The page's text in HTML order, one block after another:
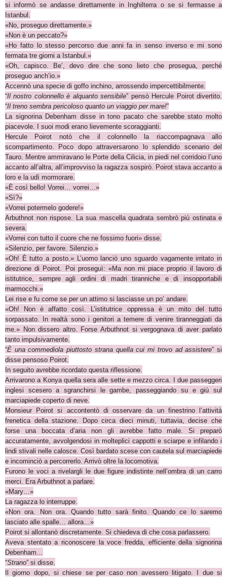
si informò se andasse direttamente in Inghilterra o se si fermasse a
Istanbul.
«No, proseguo direttamente.»
«Non è un peccato?»
«Ho fatto lo stesso percorso due anni fa in senso inverso e mi sono
fermata tre giorni a Istanbul.»
«Oh, capisco. Be’, devo dire che sono lieto che prosegua, perché
proseguo anch’io.»
Accennò una specie di goffo inchino, arrossendo impercettibilmente.
“Il nostro colonnello è alquanto sensibile” pensò Hercule Poirot divertito.
“Il treno sembra pericoloso quanto un viaggio per mare!”
La signorina Debenham disse in tono pacato che sarebbe stato molto
piacevole. I suoi modi erano lievemente scoraggianti.
Hercule Poirot notò che il colonnello la riaccompagnava allo
scompartimento. Poco dopo attraversarono lo splendido scenario del
Tauro. Mentre ammiravano le Porte della Cilicia, in piedi nel corridoio l’uno
accanto all’altra, all’improvviso la ragazza sospirò. Poirot stava accanto a
loro e la udì mormorare.
«È così bello! Vorrei… vorrei…»
«Sì?»
«Vorrei potermelo godere!»
Arbuthnot non rispose. La sua mascella quadrata sembrò più ostinata e
severa.
«Vorrei con tutto il cuore che ne fossimo fuori» disse.
«Silenzio, per favore. Silenzio.»
«Oh! È tutto a posto.» L’uomo lanciò uno sguardo vagamente irritato in
direzione di Poirot. Poi proseguì: «Ma non mi piace proprio il lavoro di
istitutrice, sempre agli ordini di madri tiranniche e di insopportabili
marmocchi.»
Lei rise e fu come se per un attimo si lasciasse un po’ andare.
«Oh! Non è affatto così. L’istitutrice oppressa è un mito del tutto
sorpassato. In realtà sono i genitori a temere di venire tiranneggiati da
me.» Non dissero altro. Forse Arbuthnot si vergognava di aver parlato
tanto impulsivamente.
“È una commediola piuttosto strana quella cui mi trovo ad assistere” si
disse pensoso Poirot.
In seguito avrebbe ricordato questa riflessione.
Arrivarono a Konya quella sera alle sette e mezzo circa. I due passeggeri
inglesi scesero a sgranchirsi le gambe, passeggiando su e giù sul
marciapiede coperto di neve.
Monsieur Poirot si accontentò di osservare da un finestrino l’attività
frenetica della stazione. Dopo circa dieci minuti, tuttavia, decise che
forse una boccata d’aria non gli avrebbe fatto male. Si preparò
accuratamente, avvolgendosi in molteplici cappotti e sciarpe e infilando i
lindi stivali nelle calosce. Così bardato scese con cautela sul marciapiede
e incominciò a percorrerlo. Arrivò oltre la locomotiva.
Furono le voci a rivelargli le due figure indistinte nell’ombra di un carro
merci. Era Arbuthnot a parlare.
«Mary…»
La ragazza lo interruppe.
«Non ora. Non ora. Quando tutto sarà finito. Quando ce lo saremo
lasciato alle spalle… allora…»
Poirot si allontanò discretamente. Si chiedeva di che cosa parlassero.
Aveva stentato a riconoscere la voce fredda, efficiente della signorina
Debenham…
“Strano” si disse.
Il giorno dopo, si chiese se per caso non avessero litigato. I due si